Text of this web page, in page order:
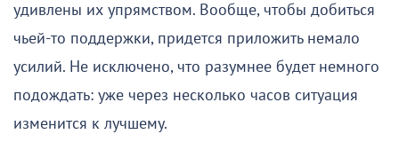
удивлены их упрямством. Вообще, чтобы добиться
чьей-то поддержки, придется приложить немало
усилий. Не исключено, что разумнее будет немного
подождать: уже через несколько часов ситуация
изменится к лучшему.